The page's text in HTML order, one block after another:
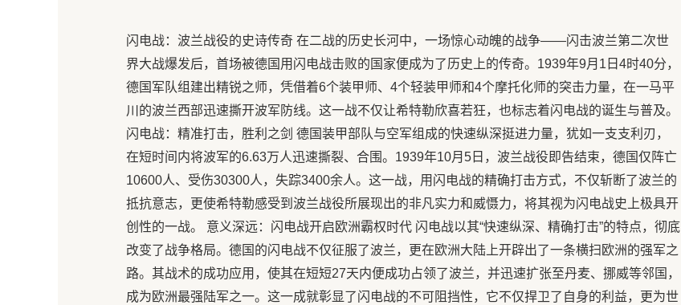
闪电战：波兰战役的史诗传奇 在二战的历史长河中，一场惊心动魄的战争——闪击波兰第二次世
界大战爆发后，首场被德国用闪电战击败的国家便成为了历史上的传奇。1939年9月1日4时40分，
德国军队组建出精锐之师，凭借着6个装甲师、4个轻装甲师和4个摩托化师的突击力量，在一马平
川的波兰西部迅速撕开波军防线。这一战不仅让希特勒欣喜若狂，也标志着闪电战的诞生与普及。
闪电战：精准打击，胜利之剑 德国装甲部队与空军组成的快速纵深挺进力量，犹如一支支利刃，
在短时间内将波军的6.63万人迅速撕裂、合围。1939年10月5日，波兰战役即告结束，德国仅阵亡
10600人、受伤30300人，失踪3400余人。这一战，用闪电战的精确打击方式，不仅斩断了波兰的
抵抗意志，更使希特勒感受到波兰战役所展现出的非凡实力和威慑力，将其视为闪电战史上极具开
创性的一战。 意义深远：闪电战开启欧洲霸权时代 闪电战以其“快速纵深、精确打击”的特点，彻底
改变了战争格局。德国的闪电战不仅征服了波兰，更在欧洲大陆上开辟出了一条横扫欧洲的强军之
路。其战术的成功应用，使其在短短27天内便成功占领了波兰，并迅速扩张至丹麦、挪威等邻国，
成为欧洲最强陆军之一。这一成就彰显了闪电战的不可阻挡性，它不仅捍卫了自身的利益，更为世